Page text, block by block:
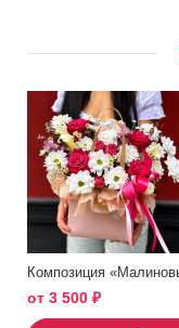
от 3 500 ₽